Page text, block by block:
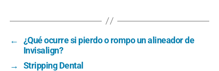
←
¿Qué ocurre si pierdo o rompo un alineador de
Invisalign?
→
Stripping Dental